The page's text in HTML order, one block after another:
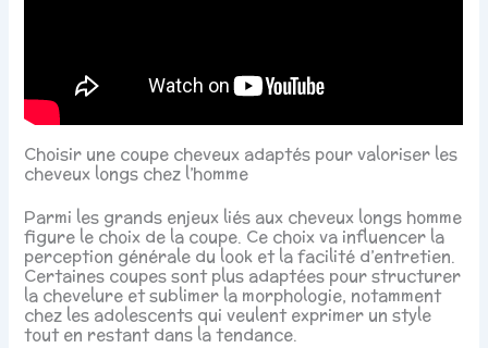
Choisir une coupe cheveux adaptés pour valoriser les
cheveux longs chez l’homme
Parmi les grands enjeux liés aux cheveux longs homme
figure le choix de la coupe. Ce choix va influencer la
perception générale du look et la facilité d’entretien.
Certaines coupes sont plus adaptées pour structurer
la chevelure et sublimer la morphologie, notamment
chez les adolescents qui veulent exprimer un style
tout en restant dans la tendance.